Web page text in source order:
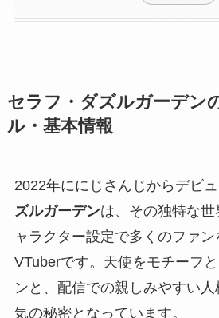
セラフ・ダズルガーデン
ル・基本情報
2022年ににじさんじからデビ
ズルガーデンは、その独特な
ャラクター設定で多くのファ
VTuberです。天使をモチーフ
ンと、配信での親しみやすい
気の秘密となっています。